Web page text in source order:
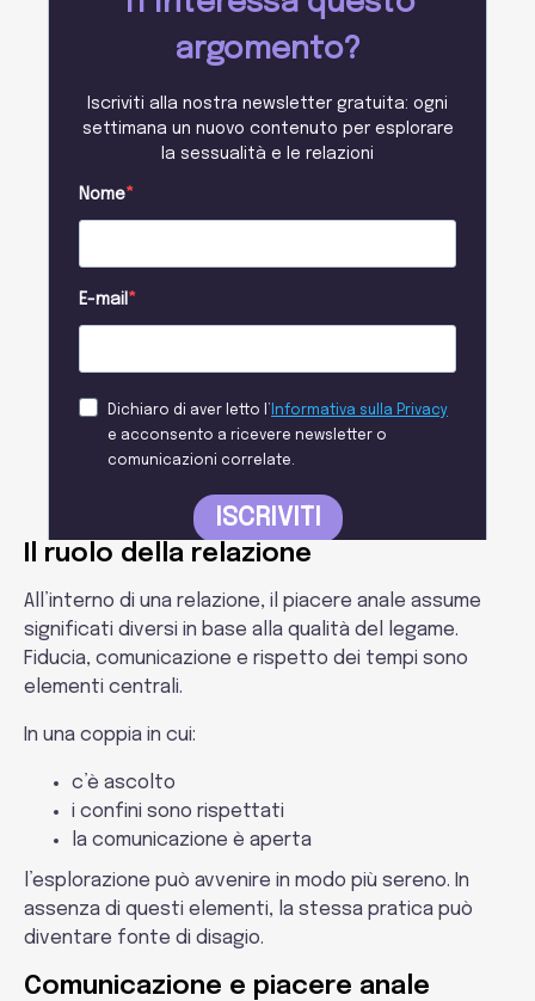
Il ruolo della relazione
All’interno di una relazione, il piacere anale assume
significati diversi in base alla qualità del legame.
Fiducia, comunicazione e rispetto dei tempi sono
elementi centrali.
In una coppia in cui:
c’è ascolto
i confini sono rispettati
la comunicazione è aperta
l’esplorazione può avvenire in modo più sereno. In
assenza di questi elementi, la stessa pratica può
diventare fonte di disagio.
Comunicazione e piacere anale